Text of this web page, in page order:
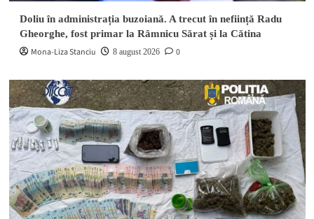
1
Actualitate
Sărat și la Cătina
2
Actualitate
Rețea de trafic de droguri destructurată în
Râmnicu Sărat și Buzău. Flagrant în parc și zeci
de doze confiscate
Info trafic - Accidente
Doliu în administrația buzoiană. A trecut în neființă Radu
Gheorghe, fost primar la Râmnicu Sărat și la Cătina
Mona-Liza Stanciu 8 august 2026 0